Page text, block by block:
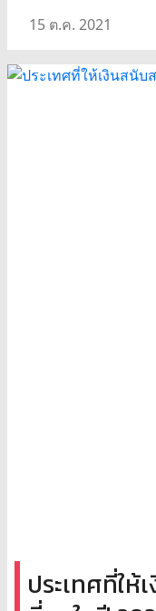
15 ต.ค. 2021
ประเทศที่ใ